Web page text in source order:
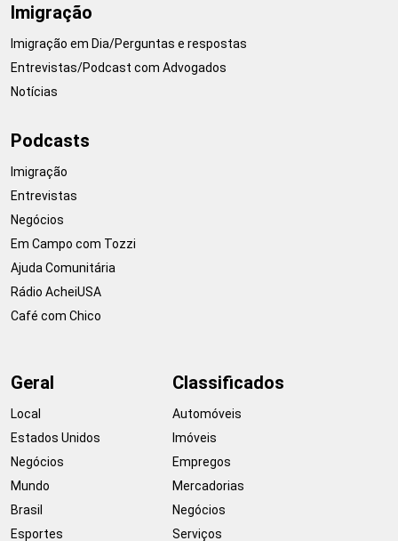
Imigração
Imigração em Dia/Perguntas e respostas
Entrevistas/Podcast com Advogados
Notícias
Podcasts
Imigração
Entrevistas
Negócios
Em Campo com Tozzi
Ajuda Comunitária
Rádio AcheiUSA
Café com Chico
Geral
Local
Estados Unidos
Negócios
Mundo
Brasil
Esportes
Classificados
Automóveis
Imóveis
Empregos
Mercadorias
Negócios
Serviços